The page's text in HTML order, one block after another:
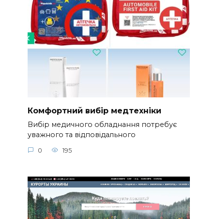
Комфортний вибір медтехніки
Вибір медичного обладнання потребує
уважного та відповідального
0 195